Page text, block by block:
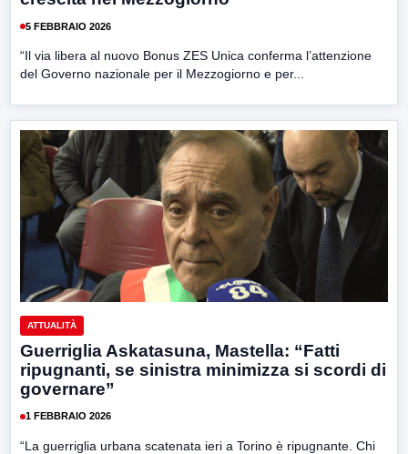
5 FEBBRAIO 2026
“Il via libera al nuovo Bonus ZES Unica conferma l’attenzione
del Governo nazionale per il Mezzogiorno e per...
ATTUALITÀ
Guerriglia Askatasuna, Mastella: “Fatti
ripugnanti, se sinistra minimizza si scordi di
governare”
1 FEBBRAIO 2026
“La guerriglia urbana scatenata ieri a Torino è ripugnante. Chi